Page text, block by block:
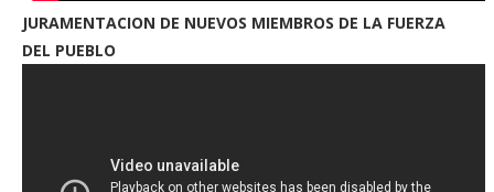
JURAMENTACION DE NUEVOS MIEMBROS DE LA FUERZA
DEL PUEBLO